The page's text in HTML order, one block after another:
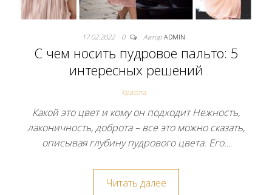
17.02.2022 0 Автор ADMIN
С чем носить пудровое пальто: 5
интересных решений
Красота
Какой это цвет и кому он подходит Нежность,
лаконичность, доброта – все это можно сказать,
описывая глубину пудрового цвета. Его…
Читать далее